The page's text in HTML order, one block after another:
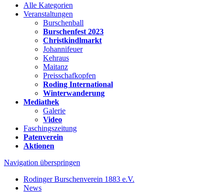
Alle Kategorien
Veranstaltungen
Burschenball
Burschenfest 2023
Christkindlmarkt
Johannifeuer
Kehraus
Maitanz
Preisschafkopfen
Roding International
Winterwanderung
Mediathek
Galerie
Video
Faschingszeitung
Patenverein
Aktionen
Navigation überspringen
Rodinger Burschenverein 1883 e.V.
News